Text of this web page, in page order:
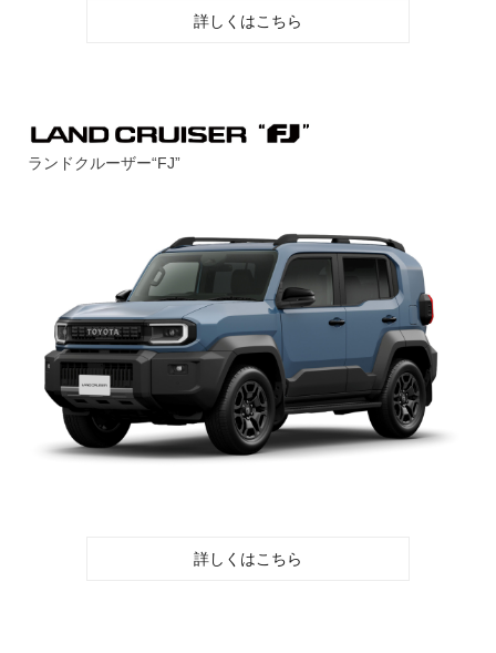
詳しくはこちら
ランドクルーザー“FJ”
詳しくはこちら